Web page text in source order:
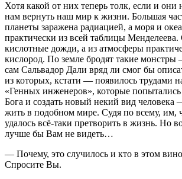
Хотя какой от них теперь толк, если и они
нам вернуть наш мир к жизни. Большая
планеты заражена радиацией, а моря и
практически из всей таблицы
кислотные дожди, а из атмосферы
кислород. По земле бродят такие
сам Сальвадор Дали вряд ли смог бы
из которых, кстати — появилось трудами
«Генных инженеров», которые попытались
Бога и создать новый некий вид
жить в подобном мире. Судя по всему, им,
удалось всё-таки претворить в жизнь. Но
лучше бы Вам не видеть…
— Почему, это случилось и кто в этом вино
Спросите Вы.